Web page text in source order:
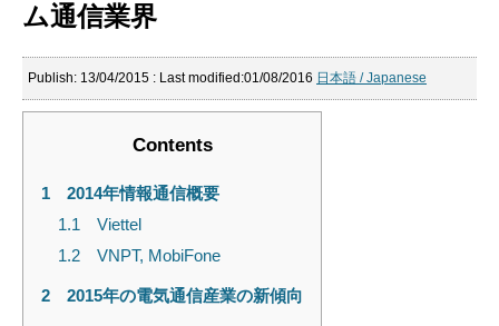
ム通信業界
Publish: 13/04/2015 : Last modified:01/08/2016 日本語 / Japanese
Contents
1
2014年情報通信概要
1.1
Viettel
1.2
VNPT, MobiFone
2 2015年の電気通信産業の新傾向